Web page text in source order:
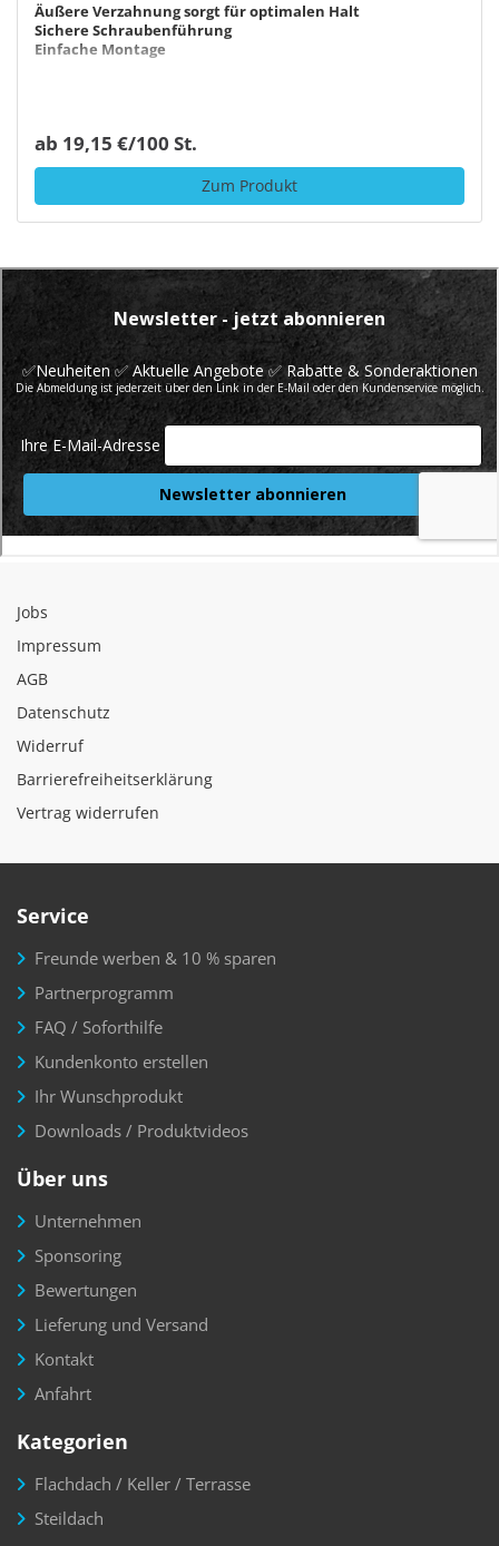
Äußere Verzahnung sorgt für optimalen Halt
Sichere Schraubenführung
Einfache Montage
ab 19,15 €/100 St.
Zum Produkt
Jobs
Impressum
AGB
Datenschutz
Widerruf
Barrierefreiheitserklärung
Vertrag widerrufen
Service
Freunde werben & 10 % sparen
Partnerprogramm
FAQ / Soforthilfe
Kundenkonto erstellen
Ihr Wunschprodukt
Downloads / Produktvideos
Über uns
Unternehmen
Sponsoring
Bewertungen
Lieferung und Versand
Kontakt
Anfahrt
Kategorien
Flachdach / Keller / Terrasse
Steildach